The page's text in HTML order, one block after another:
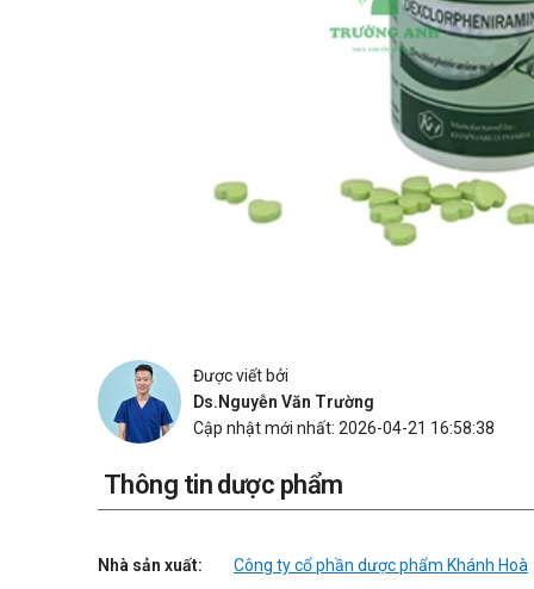
Được viết bởi
Ds.Nguyễn Văn Trường
Cập nhật mới nhất: 2026-04-21 16:58:38
Thông tin dược phẩm
Nhà sản xuất: Công ty cổ phần dược phẩm Khánh Hoà